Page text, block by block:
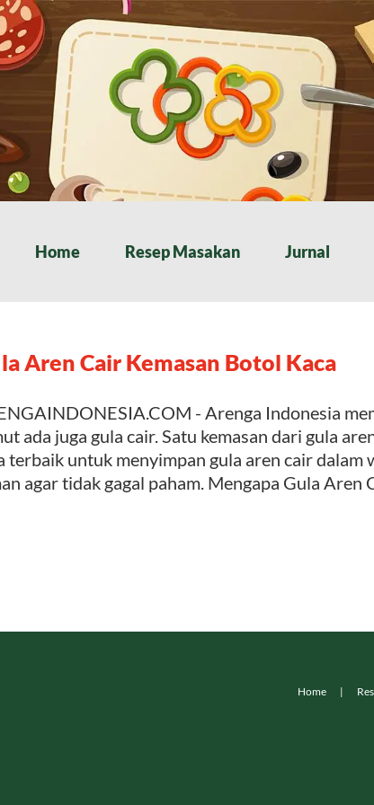
Home Resep Masakan Jurnal
Aren Cair Kemasan Botol Kaca
- Arenga Indonesia
ada juga gula cair. Satu kemasan dari gula
terbaik untuk menyimpan gula aren cair dalam
agar tidak gagal paham. Mengapa Gula Aren
Home